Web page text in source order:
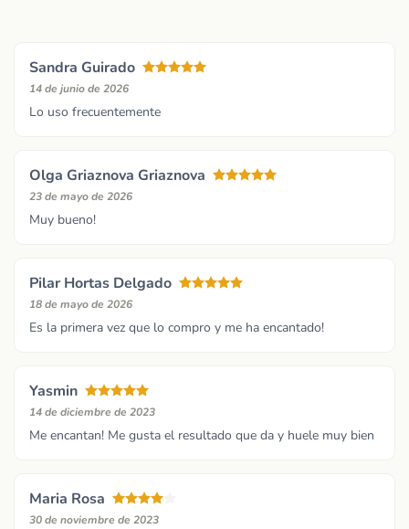
Sandra Guirado
14 de junio de 2026
Lo uso frecuentemente
Olga Griaznova Griaznova
23 de mayo de 2026
Muy bueno!
Pilar Hortas Delgado
18 de mayo de 2026
Es la primera vez que lo compro y me ha encantado!
Yasmin
14 de diciembre de 2023
Me encantan! Me gusta el resultado que da y huele muy bien
Maria Rosa
30 de noviembre de 2023